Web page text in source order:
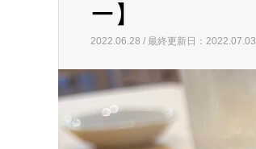
ー】
2022.06.28 / 最終更新日：2022.07.03